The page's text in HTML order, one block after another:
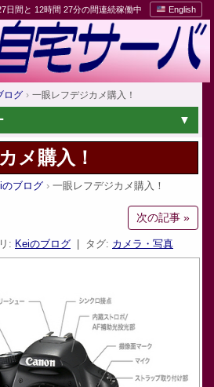
日間と 12時間 27分の間連続稼働中 English
ログ 一眼レフデジカメ購入！
メ購入！
のブログ 一眼レフデジカメ購入！
次の記事 »
: Keiのブログ | タグ: カメラ・写真